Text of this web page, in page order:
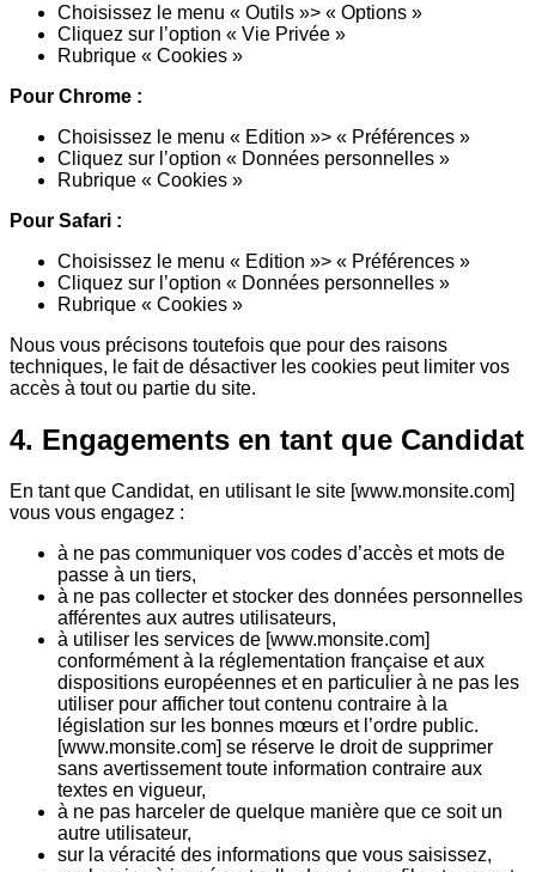
Choisissez le menu « Outils »> « Options »
Cliquez sur l’option « Vie Privée »
Rubrique « Cookies »
Pour Chrome :
Choisissez le menu « Edition »> « Préférences »
Cliquez sur l’option « Données personnelles »
Rubrique « Cookies »
Pour Safari :
Choisissez le menu « Edition »> « Préférences »
Cliquez sur l’option « Données personnelles »
Rubrique « Cookies »
Nous vous précisons toutefois que pour des raisons
techniques, le fait de désactiver les cookies peut limiter vos
accès à tout ou partie du site.
4. Engagements en tant que Candidat
En tant que Candidat, en utilisant le site [www.monsite.com]
vous vous engagez :
à ne pas communiquer vos codes d’accès et mots de
passe à un tiers,
à ne pas collecter et stocker des données personnelles
afférentes aux autres utilisateurs,
à utiliser les services de [www.monsite.com]
conformément à la réglementation française et aux
dispositions européennes et en particulier à ne pas les
utiliser pour afficher tout contenu contraire à la
législation sur les bonnes mœurs et l’ordre public.
[www.monsite.com] se réserve le droit de supprimer
sans avertissement toute information contraire aux
textes en vigueur,
à ne pas harceler de quelque manière que ce soit un
autre utilisateur,
sur la véracité des informations que vous saisissez,